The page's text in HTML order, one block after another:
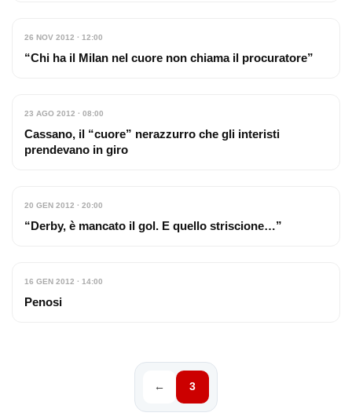
26 NOV 2012 · 12:00
“Chi ha il Milan nel cuore non chiama il procuratore”
23 AGO 2012 · 08:00
Cassano, il “cuore” nerazzurro che gli interisti
prendevano in giro
20 GEN 2012 · 20:00
“Derby, è mancato il gol. E quello striscione…”
16 GEN 2012 · 14:00
Penosi
← 3